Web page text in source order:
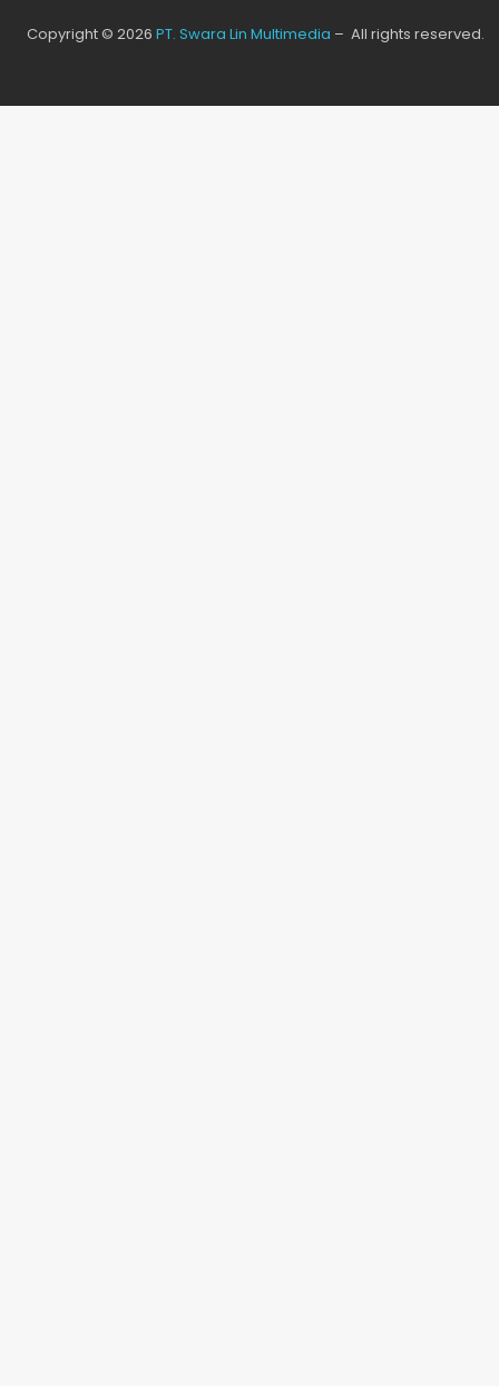
Copyright © 2026 PT. Swara Lin Multimedia – All rights reserved.